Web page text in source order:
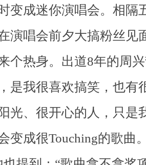
变成迷你演唱会。相隔
演唱会前夕大搞粉丝见
个热身。出道8年的周
是我很喜欢搞笑，也有
光、很开心的人，只是
变成很Touching的歌曲